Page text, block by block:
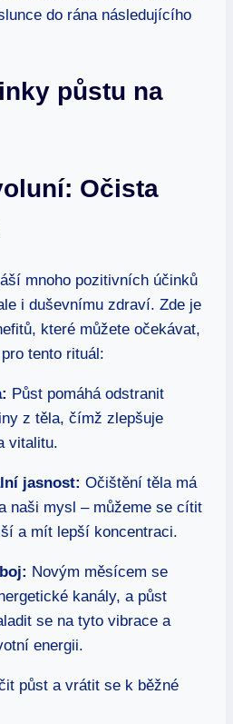
do rána následujícího
půstu na
Očista
mnoho pozitivních účinků
i duševnímu zdraví. Zde je
které můžete očekávat,
tento rituál:
Půst pomáhá odstranit
z těla, čímž zlepšuje
vitalitu.
jasnost: Očištění těla má
naši mysl – můžeme se cítit
a mít lepší koncentraci.
Novým měsícem se
kanály, a půst
se na tyto vibrace a
energii.